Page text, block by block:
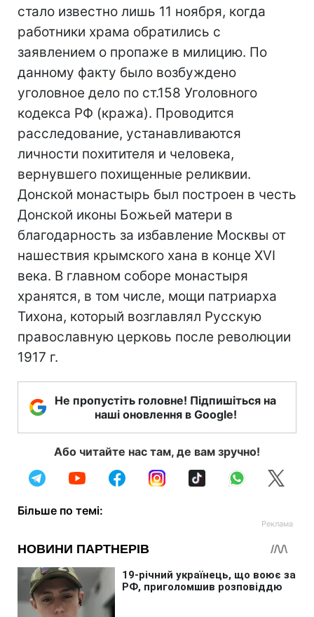
стало известно лишь 11 ноября, когда
работники храма обратились с
заявлением о пропаже в милицию. По
данному факту было возбуждено
уголовное дело по ст.158 Уголовного
кодекса РФ (кража). Проводится
расследование, устанавливаются
личности похитителя и человека,
вернувшего похищенные реликвии.
Донской монастырь был построен в честь
Донской иконы Божьей матери в
благодарность за избавление Москвы от
нашествия крымского хана в конце XVI
века. В главном соборе монастыря
хранятся, в том числе, мощи патриарха
Тихона, который возглавлял Русскую
православную церковь после революции
1917 г.
Не пропустіть головне! Підпишіться на
наші оновлення в Google!
Або читайте нас там, де вам зручно!
Більше по темі: